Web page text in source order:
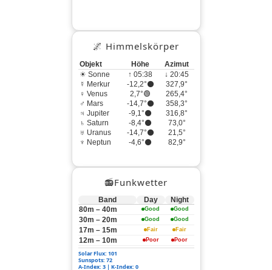
🌌 Himmelskörper
Objekt Höhe
Azimut
☀ Sonne
↑ 05:38
↓ 20:45
☿ Merkur
-12,2°⚫
327,9°
♀ Venus
2,7°🟢
265,4°
♂ Mars
-14,7°⚫
358,3°
♃ Jupiter
-9,1°⚫
316,8°
♄ Saturn
-8,4°⚫
73,0°
♅ Uranus
-14,7°⚫
21,5°
♆ Neptun
-4,6°⚫ 82,9°
📻Funkwetter
Band Day
Night
80m – 40m
Good Good
30m – 20m Good Good
17m – 15m Fair Fair
12m – 10m Poor Poor
Solar Flux: 101
Sunspots: 72
A-Index: 3 | K-Index: 0